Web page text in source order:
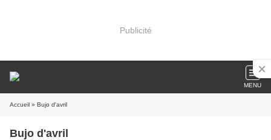
Publicité
MENU
Accueil » Bujo d'avril
Bujo d'avril